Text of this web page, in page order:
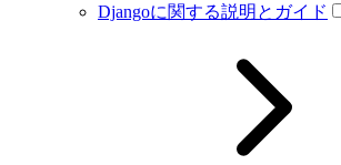
Djangoに関する説明とガイド